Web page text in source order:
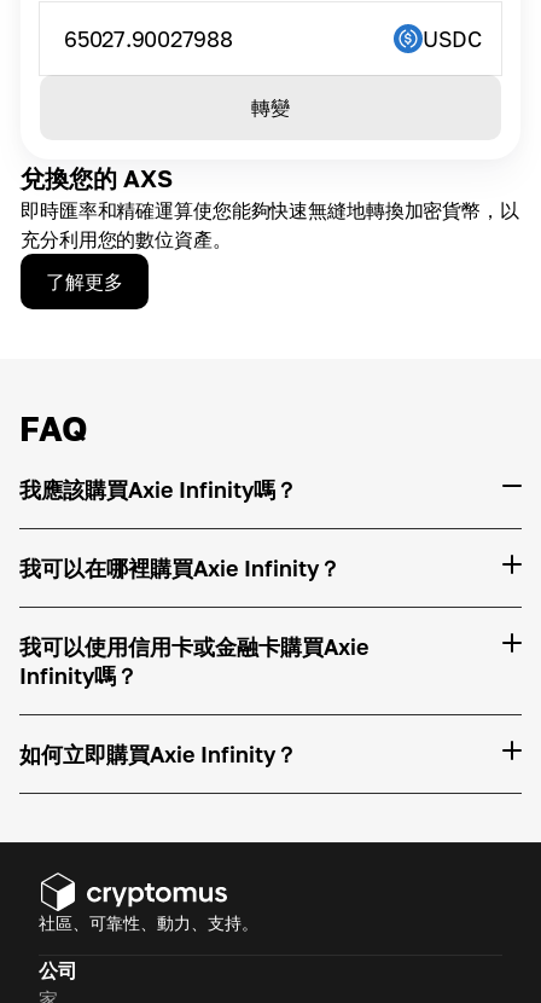
兌換您的 AXS
即時匯率和精確運算使您能夠快速無縫地轉換加密貨幣，以
充分利用您的數位資產。
了解更多
65027.90027988 USDC
轉變
FAQ
我應該購買Axie Infinity嗎？
我可以在哪裡購買Axie Infinity？
我可以使用信用卡或金融卡購買Axie
Infinity嗎？
如何立即購買Axie Infinity？
社區、可靠性、動力、支持。
公司